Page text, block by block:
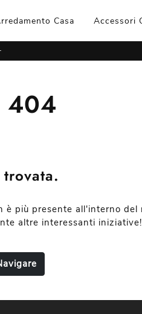
Casa Accessori
404
trovata.
è più presente all'interno del
altre interessanti iniziative!